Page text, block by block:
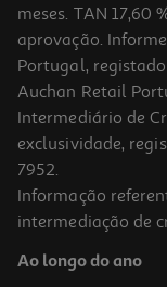
meses. TAN 17,60
aprovação.
Portugal,
Auchan Retail
Intermediário de
exclusividade,
7952.
Informação
intermediação de
Ao longo do ano